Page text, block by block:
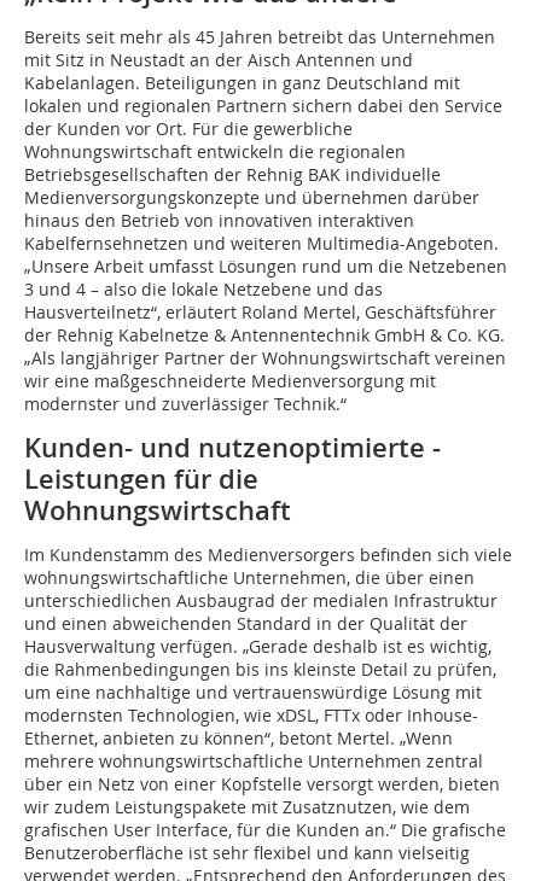
Bereits seit mehr als 45 Jahren betreibt das Unternehmen
mit Sitz in Neustadt an der Aisch Antennen und
Kabelanlagen. Beteiligungen in ganz Deutschland mit
lokalen und regionalen Partnern sichern dabei den Service
der Kunden vor Ort. Für die gewerbliche
Wohnungswirtschaft entwickeln die regionalen
Betriebsgesellschaften der Rehnig BAK individuelle
Medienversorgungskonzepte und übernehmen darüber
hinaus den Betrieb von innovativen interaktiven
Kabelfernsehnetzen und weiteren Multimedia-Angeboten.
„Unsere Arbeit umfasst Lösungen rund um die Netzebenen
3 und 4 – also die lokale Netzebene und das
Hausverteilnetz“, erläutert Roland Mertel, Geschäftsführer
der Rehnig Kabelnetze & Antennentechnik GmbH & Co. KG.
„Als langjähriger Partner der Wohnungswirtschaft vereinen
wir eine maßgeschneiderte Medienversorgung mit
modernster und zuverlässiger Technik.“
Kunden- und nutzenoptimierte ­
Leistungen für die
Wohnungswirtschaft
Im Kundenstamm des Medienversorgers befinden sich viele
wohnungswirtschaftliche Unternehmen, die über einen
unterschiedlichen Ausbaugrad der medialen Infrastruktur
und einen abweichenden Standard in der Qualität der
Hausverwaltung verfügen. „Gerade deshalb ist es wichtig,
die Rahmenbedingungen bis ins kleinste Detail zu prüfen,
um eine nachhaltige und vertrauenswürdige Lösung mit
modernsten Technologien, wie xDSL, FTTx oder Inhouse-
Ethernet, anbieten zu können“, betont Mertel. „Wenn
mehrere wohnungswirtschaftliche Unternehmen zentral
über ein Netz von einer Kopfstelle versorgt werden, bieten
wir zudem Leistungspakete mit Zusatznutzen, wie dem
grafischen User Interface, für die Kunden an.“ Die grafische
Benutzeroberfläche ist sehr flexibel und kann vielseitig
verwendet werden. „Entsprechend den Anforderungen des